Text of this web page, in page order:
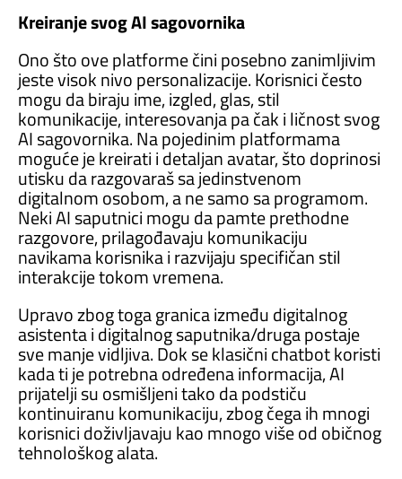
Kreiranje svog AI sagovornika
Ono što ove platforme čini posebno zanimljivim
jeste visok nivo personalizacije. Korisnici često
mogu da biraju ime, izgled, glas, stil
komunikacije, interesovanja pa čak i ličnost svog
AI sagovornika. Na pojedinim platformama
moguće je kreirati i detaljan avatar, što doprinosi
utisku da razgovaraš sa jedinstvenom
digitalnom osobom, a ne samo sa programom.
Neki AI saputnici mogu da pamte prethodne
razgovore, prilagođavaju komunikaciju
navikama korisnika i razvijaju specifičan stil
interakcije tokom vremena.
Upravo zbog toga granica između digitalnog
asistenta i digitalnog saputnika/druga postaje
sve manje vidljiva. Dok se klasični chatbot koristi
kada ti je potrebna određena informacija, AI
prijatelji su osmišljeni tako da podstiču
kontinuiranu komunikaciju, zbog čega ih mnogi
korisnici doživljavaju kao mnogo više od običnog
tehnološkog alata.